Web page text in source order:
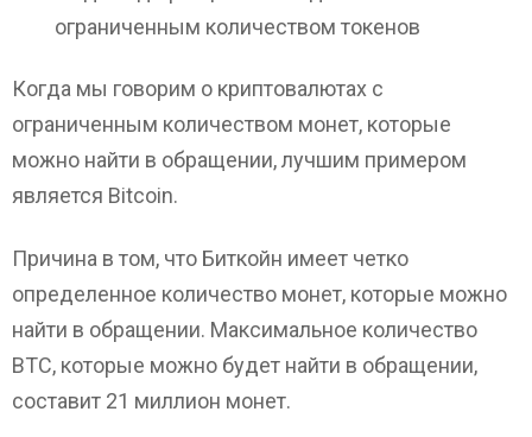
ограниченным количеством токенов
Когда мы говорим о криптовалютах с
ограниченным количеством монет, которые
можно найти в обращении, лучшим примером
является Bitcoin.
Причина в том, что Биткойн имеет четко
определенное количество монет, которые можно
найти в обращении. Максимальное количество
ВТС, которые можно будет найти в обращении,
составит 21 миллион монет.